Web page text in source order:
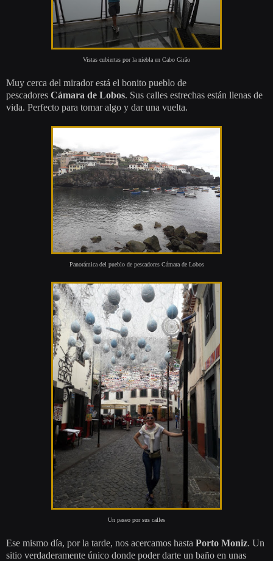
Vistas cubiertas por la niebla en Cabo Girão
Muy cerca del mirador está el bonito pueblo de
pescadores Cámara de Lobos. Sus calles estrechas están llenas de
vida. Perfecto para tomar algo y dar una vuelta.
Panorámica del pueblo de pescadores Cámara de Lobos
Un paseo por sus calles
Ese mismo día, por la tarde, nos acercamos hasta Porto Moniz. Un
sitio verdaderamente único donde poder darte un baño en unas